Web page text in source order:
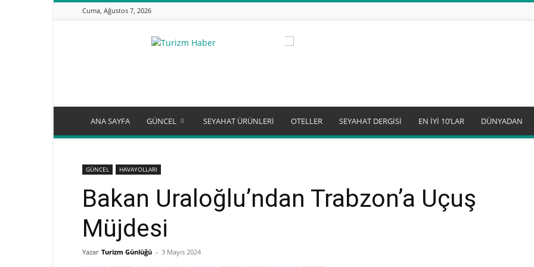
Cuma, Ağustos 7, 2026
Turizm
ANA SAYFA GÜNCEL SEYAHAT ÜRÜNLERİ OTELLER SEYAHAT DERGİSİ EN İYİ 10’LAR DÜNYADAN
GÜNCEL HAVAYOLLARI
Bakan Uraloğlu’ndan Trabzon’a Uçuş
Müjdesi
Yazar Turizm Günlüğü - 3 Mayıs 2024